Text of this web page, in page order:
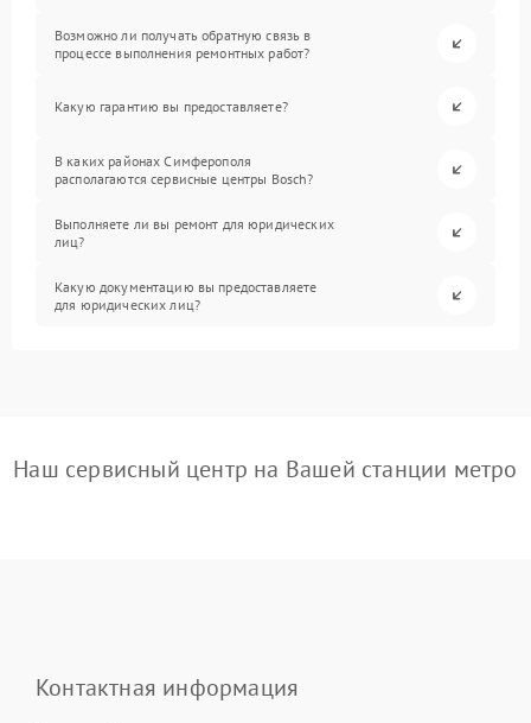
Возможно ли получать обратную связь в
процессе выполнения ремонтных работ?
Какую гарантию вы предоставляете?
В каких районах Симферополя
располагаются сервисные центры Bosch?
Выполняете ли вы ремонт для юридических
лиц?
Какую документацию вы предоставляете
для юридических лиц?
Наш сервисный центр на Вашей станции метро
Контактная информация